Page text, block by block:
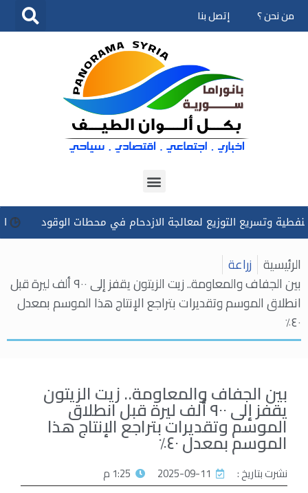
تخطى
من نحن ؟ إتصل بنا
التوزيع لمعالجة الازدحام في محطات الوقود الرئيس
الرئيسية زراعة
بين الجفاف والمعاومة.. زيت الزيتون يقفز إلى ٩٠٠ ألف ليرة قبل
انطلاق الموسم وتقديرات بتراجع الإنتاج هذا الموسم بمعدل
٤٠٪
بين الجفاف والمعاومة.. زيت الزيتون
يقفز إلى ٩٠٠ ألف ليرة قبل انطلاق
الموسم وتقديرات بتراجع الإنتاج هذا
الموسم بمعدل ٤٠٪
نشرت بتاريخ : 2025-09-11 1:25 م